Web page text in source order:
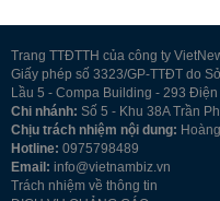
Trang TTĐTTH của công ty
Giấy phép số 3323/GP-TTĐT do
Lầu 5 - Compa Building - 293
Chi nhánh: Số 5 - Khu 38A Trần
Chịu trách nhiệm nội dung:
Hotline: 0975798489
Email: info@vietnambiz.vn
Trách nhiệm về thông tin